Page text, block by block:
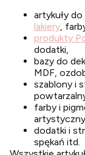
artykuły
lakiery ,
produkty
dodatki,
bazy do
MDF,
szablony i
farby i
dodatki i
spękań itd.